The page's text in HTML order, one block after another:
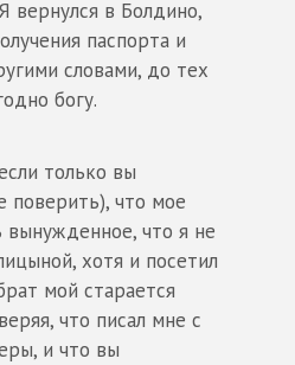
вернулся в Болдино,
паспорта и
словами, до тех
богу.
только вы
поверить), что мое
вынужденное, что я не
хотя и посетил
мой старается
что писал мне с
и что вы